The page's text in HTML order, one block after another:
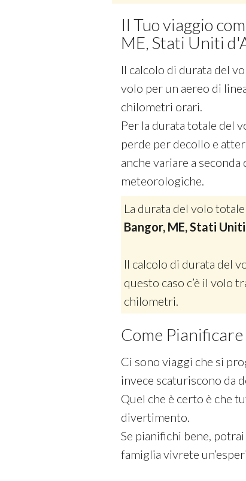
Il Tuo viaggio
ME, Stati Uniti
Il calcolo di durata del
volo per un aereo di
chilometri orari.
Per la durata totale del
perde per decollo e
anche variare a
meteorologiche.
La durata del volo totale
Bangor, ME, Stati
Il calcolo di durata del
questo caso c’è il volo
chilometri.
Come
Ci sono viaggi che si
invece scaturiscono da
Quel che è certo è che
divertimento.
Se pianifichi bene,
famiglia vivrete